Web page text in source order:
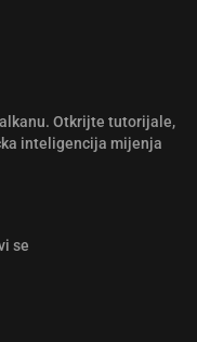
Otkrijte tutorijale,
inteligencija mijenja
se